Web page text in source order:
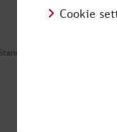
2026-08-03 07:02